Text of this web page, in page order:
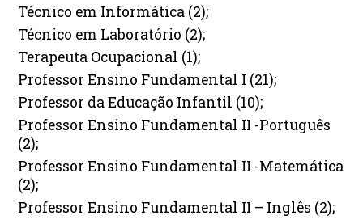
Técnico em Informática (2);
Técnico em Laboratório (2);
Terapeuta Ocupacional (1);
Professor Ensino Fundamental I (21);
Professor da Educação Infantil (10);
Professor Ensino Fundamental II -Português
(2);
Professor Ensino Fundamental II -Matemática
(2);
Professor Ensino Fundamental II – Inglês (2);